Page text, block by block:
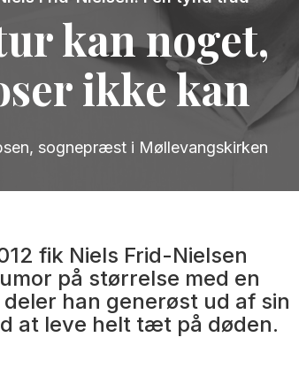
kan noget,
ikke kan
sognepræst i Møllevangskirken
fik Niels Frid-Nielsen
på størrelse med en
han generøst ud af sin
at leve helt tæt på døden.